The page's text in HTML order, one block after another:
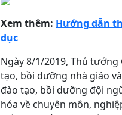
Xem thêm: Hướng dẫn
dục
Ngày 8/1/2019, Thủ
tạo, bồi dưỡng nhà giáo
đào tạo, bồi dưỡng đội
hóa về chuyên môn,